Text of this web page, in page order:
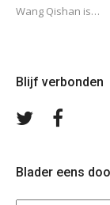
Wang Qishan is…
Blijf verbonden
Volg
Blader eens